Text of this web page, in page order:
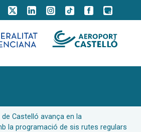
de Castelló avança en la
la programació de sis rutes regulars